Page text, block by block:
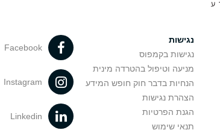
נגישות
נגישות בקמפוס
מניעה וטיפול בהטרדה מינית
הנחיות בדבר חוק חופש המידע
הצהרת נגישות
הגנת הפרטיות
תנאי שימוש
Facebook
Instagram
Linkedin